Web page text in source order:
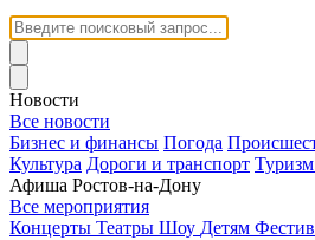
Новости
Все новости
Бизнес и финансы Погода
Культура Дороги и транспорт
Афиша Ростов-на-Дону
Все мероприятия
Концерты Театры Шоу Детям